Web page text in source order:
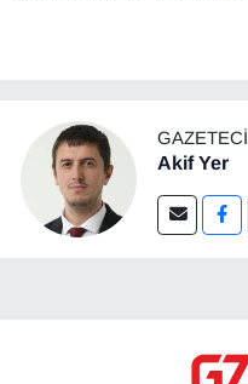
GAZETECI
Akif Yer